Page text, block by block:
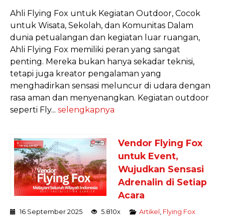
Ahli Flying Fox untuk Kegiatan Outdoor, Cocok
untuk Wisata, Sekolah, dan Komunitas Dalam
dunia petualangan dan kegiatan luar ruangan,
Ahli Flying Fox memiliki peran yang sangat
penting. Mereka bukan hanya sekadar teknisi,
tetapi juga kreator pengalaman yang
menghadirkan sensasi meluncur di udara dengan
rasa aman dan menyenangkan. Kegiatan outdoor
seperti Fly... selengkapnya
Vendor Flying Fox
untuk Event,
Wujudkan Sensasi
Adrenalin di Setiap
Acara
16 September 2025 5.810x Artikel Flying Fox